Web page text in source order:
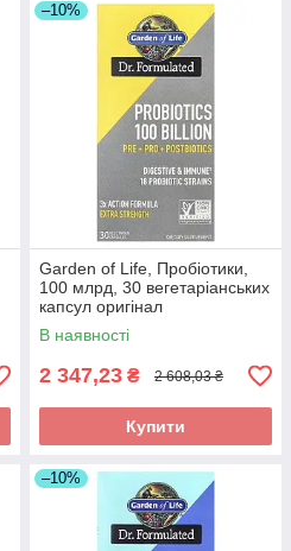
–10%
Garden of Life, Пробіотики,
100 млрд, 30 вегетаріанських
капсул оригінал
В наявності
2 347,23 ₴ 2 608,03 ₴
Купити
–10%